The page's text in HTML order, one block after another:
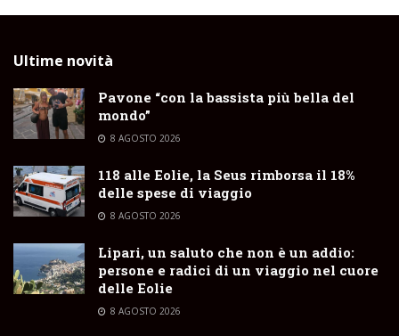
Ultime novità
Pavone “con la bassista più bella del
mondo”
8 AGOSTO 2026
118 alle Eolie, la Seus rimborsa il 18%
delle spese di viaggio
8 AGOSTO 2026
Lipari, un saluto che non è un addio:
persone e radici di un viaggio nel cuore
delle Eolie
8 AGOSTO 2026